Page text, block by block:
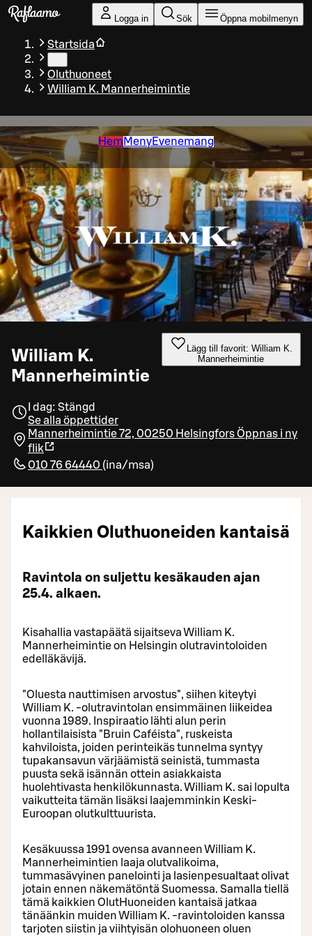
Gå till huvudinnehållet
Logga in Sök Öppna mobilmenyn
Startsida
Oluthuoneet
William K. Mannerheimintie
Hem MenyEvenemang
William K.
Mannerheimintie
Lägg till favorit: William K.
Mannerheimintie
I dag: Stängd
Se alla öppettider
Mannerheimintie 72, 00250 HelsingforsÖppnas i ny
flik
010 76 64440 (ina/msa)
Kaikkien Oluthuoneiden kantaisä
Ravintola on suljettu kesäkauden ajan
25.4. alkaen.
Kisahallia vastapäätä sijaitseva William K.
Mannerheimintie on Helsingin olutravintoloiden
edelläkävijä.
"Oluesta nauttimisen arvostus", siihen kiteytyi
William K. -olutravintolan ensimmäinen liikeidea
vuonna 1989. Inspiraatio lähti alun perin
hollantilaisista "Bruin Caféista", ruskeista
kahviloista, joiden perinteikäs tunnelma syntyy
tupakansavun värjäämistä seinistä, tummasta
puusta sekä isännän ottein asiakkaista
huolehtivasta henkilökunnasta. William K. sai lopulta
vaikutteita tämän lisäksi laajemminkin Keski-
Euroopan olutkulttuurista.
Kesäkuussa 1991 ovensa avanneen William K.
Mannerheimintien laaja olutvalikoima,
tummasävyinen panelointi ja lasienpesualtaat olivat
jotain ennen näkemätöntä Suomessa. Samalla tiellä
tämä kaikkien OlutHuoneiden kantaisä jatkaa
tänäänkin muiden William K. -ravintoloiden kanssa
tarjoten siistin ja viihtyisän olohuoneen oluen